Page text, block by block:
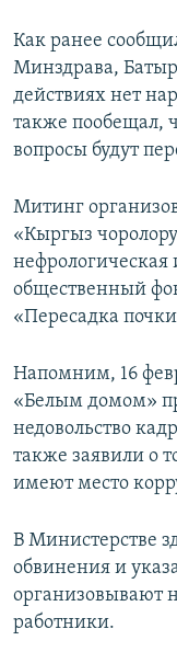
Как ранее
Минздрава,
действиях нет
также пообещал,
вопросы будут
Митинг
«Кыргыз
нефрологическая
общественный
«Пересадка
Напомним, 16
«Белым домом»
недовольство
также заявили о
имеют место
В Министерстве
обвинения и
организовывают
работники.